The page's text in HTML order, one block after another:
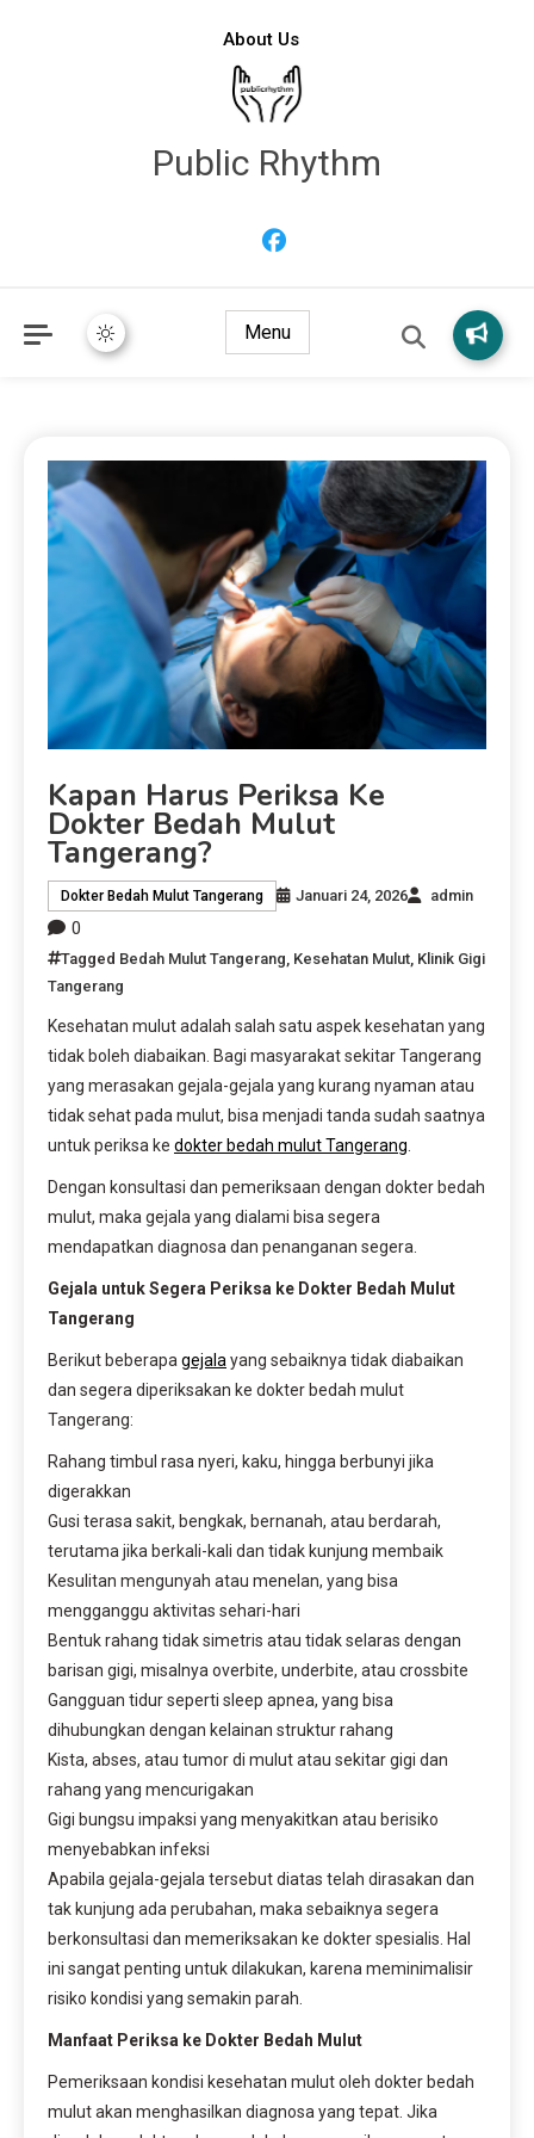
About Us
Public Rhythm
Menu
Kapan Harus Periksa Ke
Dokter Bedah Mulut
Tangerang?
Dokter Bedah Mulut Tangerang Januari 24, 2026 admin
0
Tagged Bedah Mulut Tangerang Kesehatan Mulut Klinik Gigi
Tangerang
Kesehatan mulut adalah salah satu aspek kesehatan yang
tidak boleh diabaikan. Bagi masyarakat sekitar Tangerang
yang merasakan gejala-gejala yang kurang nyaman atau
tidak sehat pada mulut, bisa menjadi tanda sudah saatnya
untuk periksa ke dokter bedah mulut Tangerang
Dengan konsultasi dan pemeriksaan dengan dokter bedah
mulut, maka gejala yang dialami bisa segera
mendapatkan diagnosa dan penanganan segera.
Gejala untuk Segera Periksa ke Dokter Bedah Mulut
Tangerang
Berikut beberapa gejala yang sebaiknya tidak diabaikan
dan segera diperiksakan ke dokter bedah mulut
Tangerang:
Rahang timbul rasa nyeri, kaku, hingga berbunyi jika
digerakkan
Gusi terasa sakit, bengkak, bernanah, atau berdarah,
terutama jika berkali-kali dan tidak kunjung membaik
Kesulitan mengunyah atau menelan, yang bisa
mengganggu aktivitas sehari-hari
Bentuk rahang tidak simetris atau tidak selaras dengan
barisan gigi, misalnya overbite, underbite, atau crossbite
Gangguan tidur seperti sleep apnea, yang bisa
dihubungkan dengan kelainan struktur rahang
Kista, abses, atau tumor di mulut atau sekitar gigi dan
rahang yang mencurigakan
Gigi bungsu impaksi yang menyakitkan atau berisiko
menyebabkan infeksi
Apabila gejala-gejala tersebut diatas telah dirasakan dan
tak kunjung ada perubahan, maka sebaiknya segera
berkonsultasi dan memeriksakan ke dokter spesialis. Hal
ini sangat penting untuk dilakukan, karena meminimalisir
risiko kondisi yang semakin parah.
Manfaat Periksa ke Dokter Bedah Mulut
Pemeriksaan kondisi kesehatan mulut oleh dokter bedah
mulut akan menghasilkan diagnosa yang tepat. Jika